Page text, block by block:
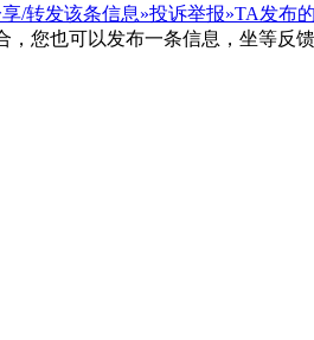
/转发该条信息»投诉举报»TA发布
，您也可以发布一条信息，坐等反馈